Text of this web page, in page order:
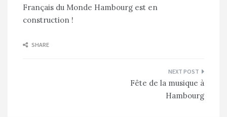
Français du Monde Hambourg est en
construction !
SHARE
Fête de la musique à
Hambourg